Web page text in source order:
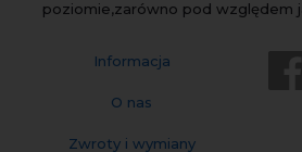
poziomie,zarówno pod względem
Informacja
O nas
Zwroty i wymiany